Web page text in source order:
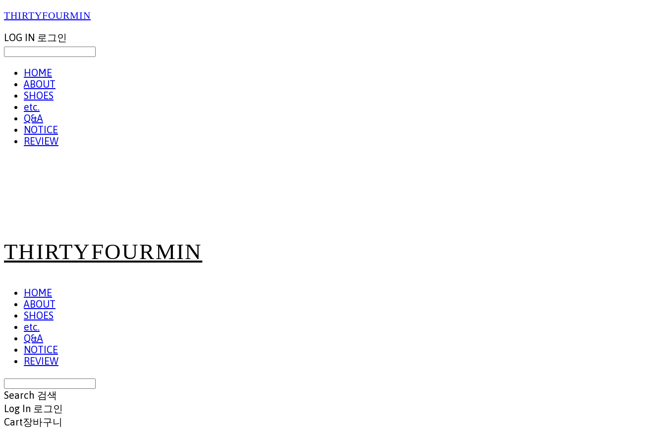
THIRTYFOURMIN
LOG IN 로그인
HOME
ABOUT
SHOES
etc.
Q&A
NOTICE
REVIEW
THIRTYFOURMIN
HOME
ABOUT
SHOES
etc.
Q&A
NOTICE
REVIEW
Search 검색
Log In 로그인
Cart장바구니